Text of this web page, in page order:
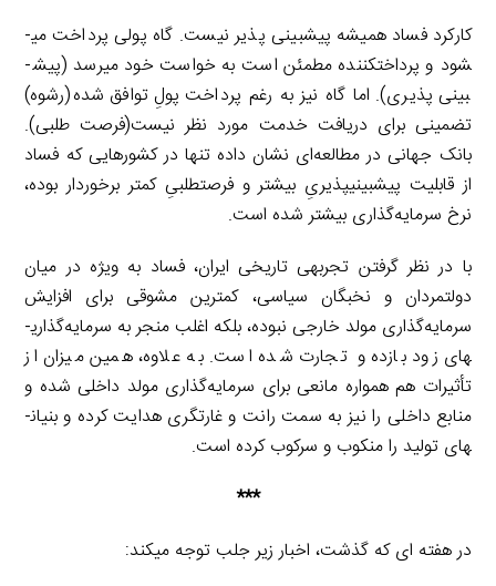
کارکرد فساد همیشه پیش­بینی ­پذیر نیست. گاه پولی پرداخت می­
شود و پرداخت­کننده مطمئن است به خواست خود می­رسد (پیش­
بینی­ پذیری). اما گاه نیز به رغم پرداخت پولِ توافق شده(رشوه)
تضمینی برای دریافت خدمت مورد نظر نیست(فرصت طلبی).
بانک جهانی در مطالعه‌ای نشان داده تنها در کشورهایی که فساد
از قابلیت پیش­بینی­پذیریِ بیشتر و فرصت­طلبیِ کمتر برخوردار بوده،
نرخ سرمایه‌گذاری بیشتر شده است.
با در نظر گرفتن تجربه­ی تاریخی ایران، فساد به­ ویژه در میان
دولتمردان و نخبگان سیاسی، کمترین مشوقی برای افزایش
سرمایه‌گذاری مولد خارجی نبوده، بلکه اغلب منجر به سرمایه‌گذاری­
های زود بازده و تجارت شده است. به علاوه، همین میزان از
تأثیرات هم همواره مانعی برای سرمایه‌گذاری مولد داخلی شده و
منابع داخلی را نیز به سمت رانت و غارتگری هدایت کرده و بنیان­
های تولید را منکوب و سرکوب کرده است.
***
در هفته ­ای که گذشت، اخبار زیر جلب توجه می­کند: